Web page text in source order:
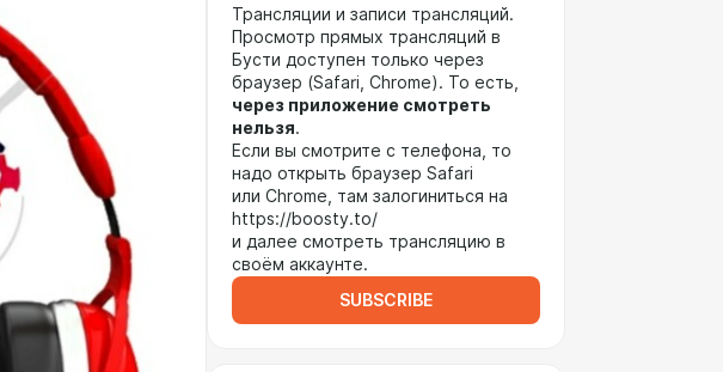
Трансляции и записи трансляций.
Просмотр прямых трансляций в
Бусти доступен только через
браузер (Safari, Chrome). То есть,
через приложение смотреть
нельзя.
Если вы смотрите с телефона, то
надо открыть браузер Safari
или Chrome, там залогиниться на
https://boosty.to/
и далее смотреть трансляцию в
своём аккаунте.
SUBSCRIBE